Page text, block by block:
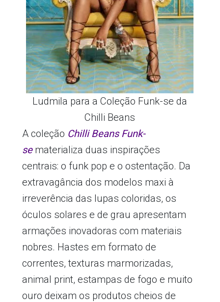
Ludmila para a Coleção Funk-se da
Chilli Beans
A coleção Chilli Beans Funk-
sematerializa duas inspirações
centrais: o funk pop e o ostentação. Da
extravagância dos modelos maxi à
irreverência das lupas coloridas, os
óculos solares e de grau apresentam
armações inovadoras com materiais
nobres. Hastes em formato de
correntes, texturas marmorizadas,
animal print, estampas de fogo e muito
ouro deixam os produtos cheios de